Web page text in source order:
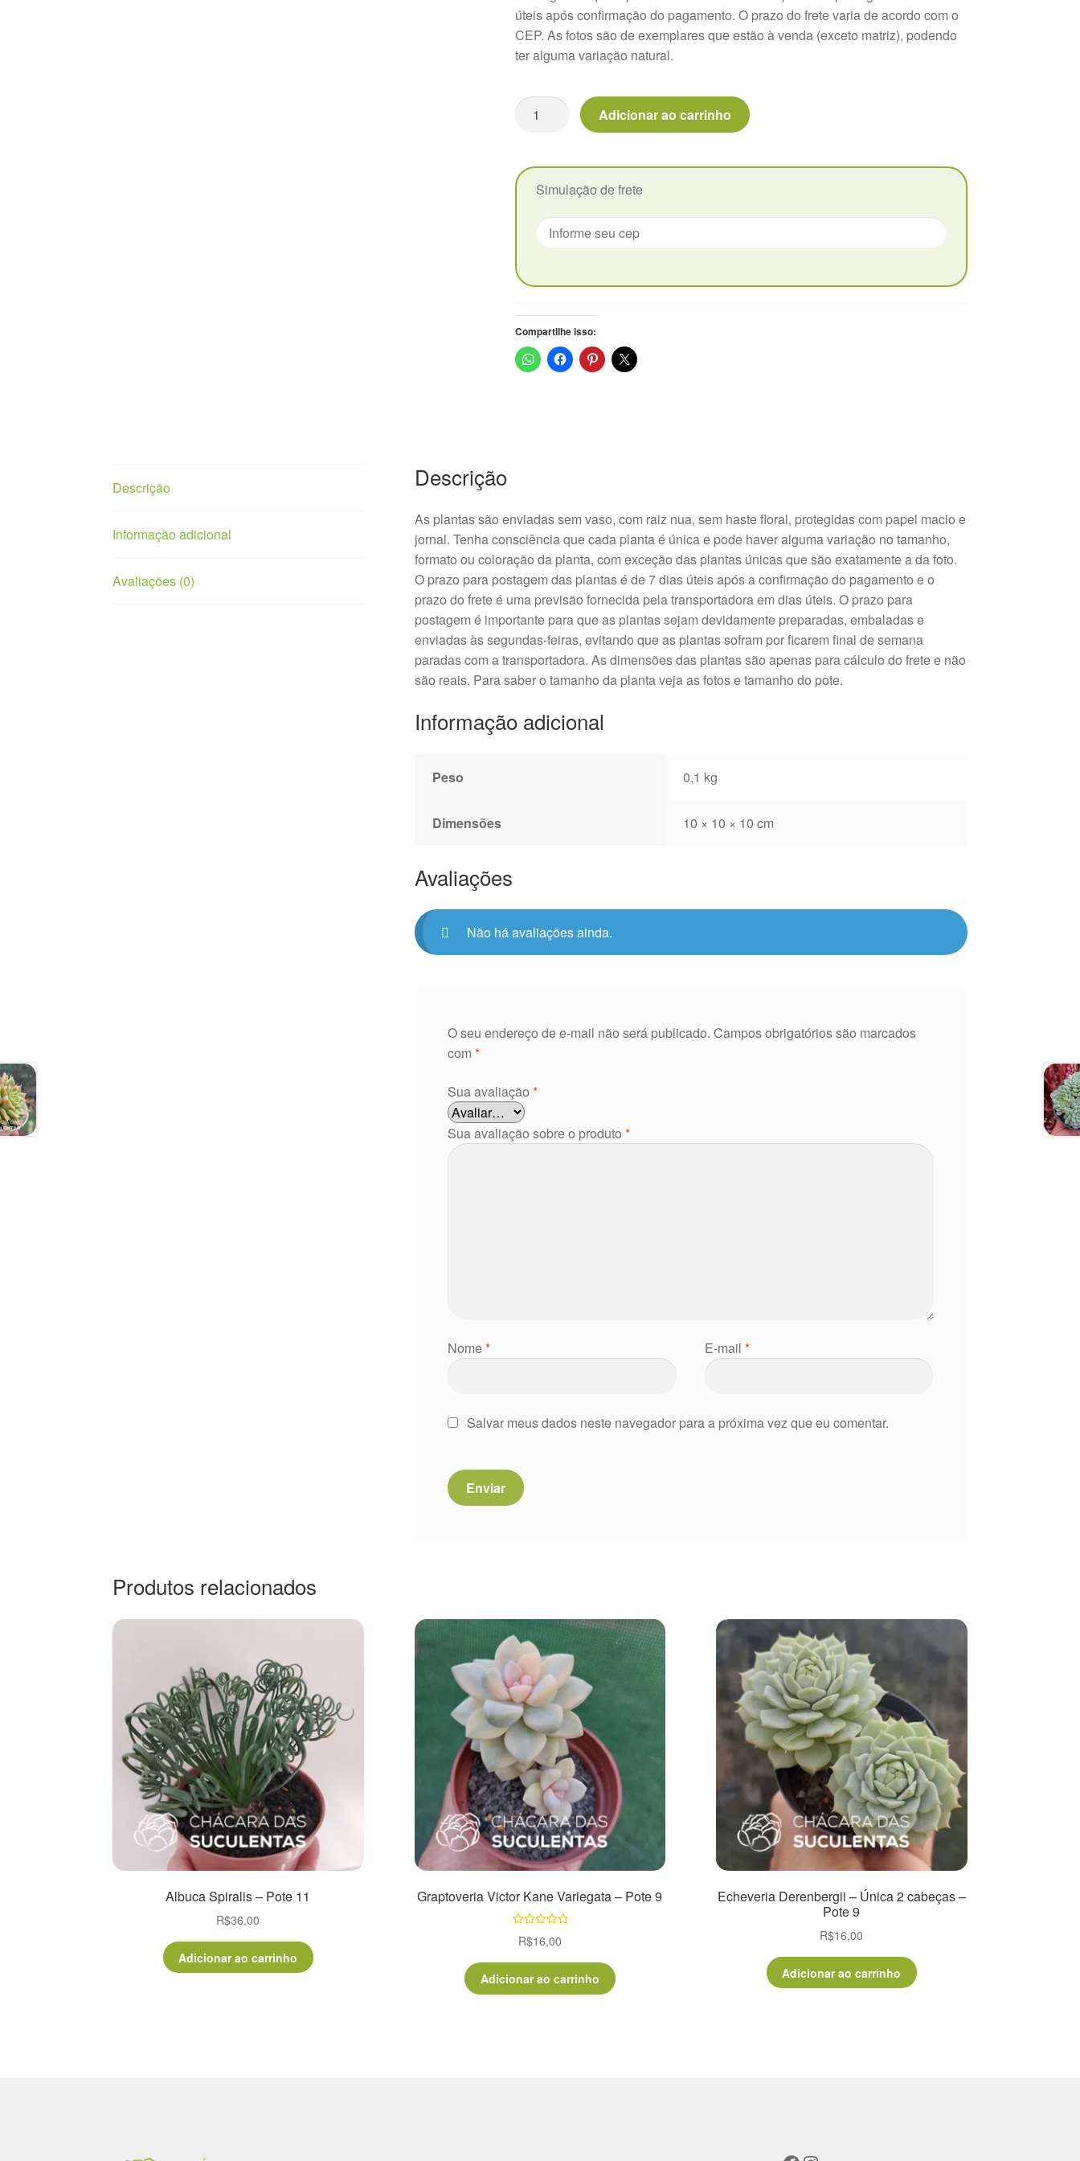
úteis após confirmação do pagamento. O prazo do frete varia de acordo com o
CEP. As fotos são de exemplares que estão à venda (exceto matriz), podendo
ter alguma variação natural.
Echeveria
Abundant
Pote
quantidade
Adicionar ao carrinho
Simulação de frete
Compartilhe isso:
Descrição
Informação adicional
Avaliações (0)
Descrição
As plantas são enviadas sem vaso, com raiz nua, sem haste floral, protegidas com papel macio e
jornal. Tenha consciência que cada planta é única e pode haver alguma variação no tamanho,
formato ou coloração da planta, com exceção das plantas únicas que são exatamente a da foto.
O prazo para postagem das plantas é de 7 dias úteis após a confirmação do pagamento e o
prazo do frete é uma previsão fornecida pela transportadora em dias úteis. O prazo para
postagem é importante para que as plantas sejam devidamente preparadas, embaladas e
enviadas às segundas-feiras, evitando que as plantas sofram por ficarem final de semana
paradas com a transportadora. As dimensões das plantas são apenas para cálculo do frete e não
são reais. Para saber o tamanho da planta veja as fotos e tamanho do pote.
Informação adicional
Peso 0,1 kg
Dimensões 10 × 10 × 10 cm
Avaliações
Não há avaliações ainda.
O seu endereço de e-mail não será publicado. Campos obrigatórios são marcados
com*
Sua avaliação*
Sua avaliação sobre o produto*
Nome* E-mail*
Salvar meus dados neste navegador para a próxima vez que eu comentar.
Produtos relacionados
Albuca Spiralis – Pote 11
R$36,00
Adicionar ao carrinho
Graptoveria Victor Kane Variegata – Pote 9
5.00 de 5
R$16,00
Adicionar ao carrinho
Echeveria Derenbergii – Única 2 cabeças –
Pote 9
R$16,00
Adicionar ao carrinho